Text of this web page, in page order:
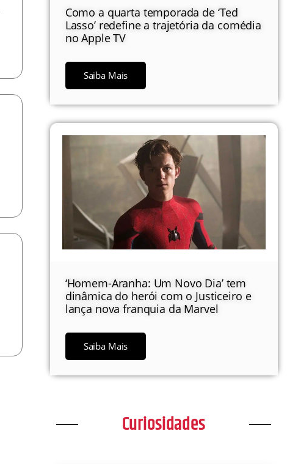
Como a quarta temporada de ‘Ted
Lasso’ redefine a trajetória da comédia
no Apple TV
Saiba Mais
‘Homem-Aranha: Um Novo Dia’ tem
dinâmica do herói com o Justiceiro e
lança nova franquia da Marvel
Saiba Mais
Curiosidades